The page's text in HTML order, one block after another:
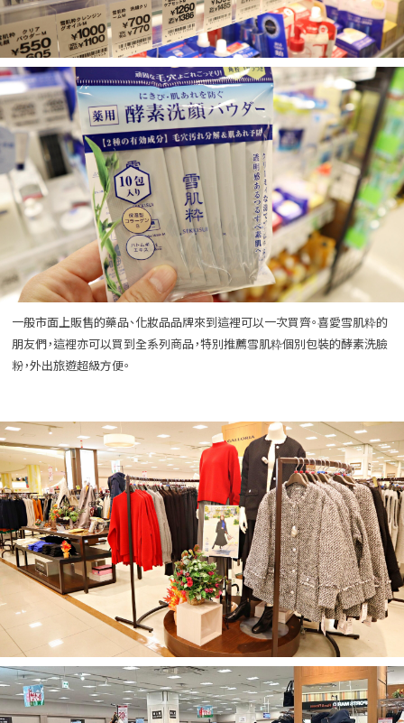
一般市面上販售的藥品、化妝品品牌來到這裡可以一次買齊。喜愛雪肌粋的
朋友們，這裡亦可以買到全系列商品，特別推薦雪肌粋個別包裝的酵素洗臉
粉，外出旅遊超級方便。